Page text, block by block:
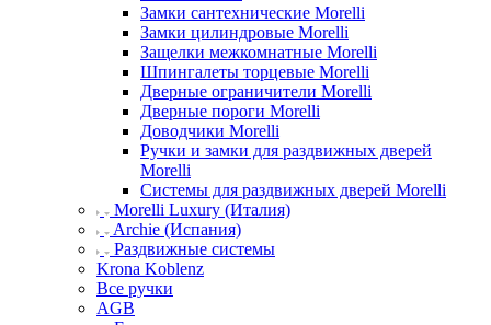
Замки сантехнические Morelli
Замки цилиндровые Morelli
Защелки межкомнатные Morelli
Шпингалеты торцевые Morelli
Дверные ограничители Morelli
Дверные пороги Morelli
Доводчики Morelli
Ручки и замки для раздвижных дверей
Morelli
Системы для раздвижных дверей Morelli
Morelli Luxury (Италия)
Archie (Испания)
Раздвижные системы
Krona Koblenz
Все ручки
AGB